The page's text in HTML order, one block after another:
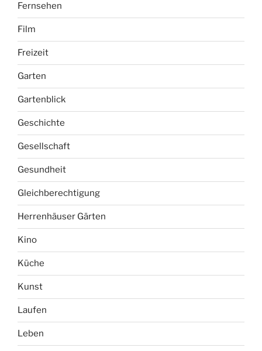
Fernsehen
Film
Freizeit
Garten
Gartenblick
Geschichte
Gesellschaft
Gesundheit
Gleichberechtigung
Herrenhäuser Gärten
Kino
Küche
Kunst
Laufen
Leben